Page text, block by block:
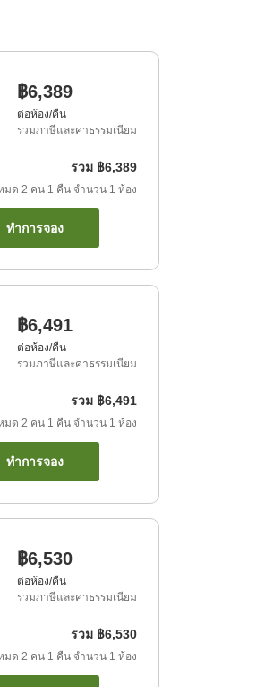
฿6,389
ต่อห้อง/คืน
รวมภาษีและค่าธรรมเนียม
รวม ฿6,389
มด 2 คน 1 คืน จำนวน 1 ห้อง
ทำการจอง
฿6,491
ต่อห้อง/คืน
รวมภาษีและค่าธรรมเนียม
รวม ฿6,491
มด 2 คน 1 คืน จำนวน 1 ห้อง
ทำการจอง
฿6,530
ต่อห้อง/คืน
รวมภาษีและค่าธรรมเนียม
รวม ฿6,530
มด 2 คน 1 คืน จำนวน 1 ห้อง